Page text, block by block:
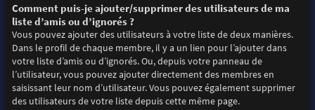
Comment puis-je ajouter/supprimer des utilisateurs de ma
liste d’amis ou d’ignorés ?
Vous pouvez ajouter des utilisateurs à votre liste de deux manières.
Dans le profil de chaque membre, il y a un lien pour l’ajouter dans
votre liste d’amis ou d’ignorés. Ou, depuis votre panneau de
l’utilisateur, vous pouvez ajouter directement des membres en
saisissant leur nom d’utilisateur. Vous pouvez également supprimer
des utilisateurs de votre liste depuis cette même page.